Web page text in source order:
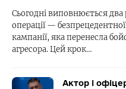
Сьогодні виповнюється два
операції —
кампанії, яка перенесла
агресора. Цей крок…
Актор і